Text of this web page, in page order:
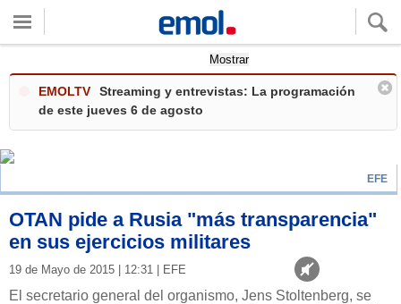
Mostrar
EMOLTV
Streaming y entrevistas: La programación
de este jueves 6 de agosto
EFE
OTAN pide a Rusia "más transparencia"
en sus ejercicios militares
19 de Mayo de 2015 | 12:31 | EFE
El secretario general del organismo, Jens Stoltenberg, se